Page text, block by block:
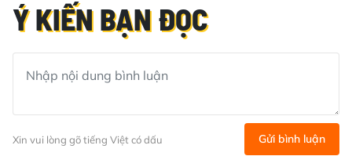
Ý KIẾN BẠN ĐỌC
Xin vui lòng gõ tiếng Việt có dấu Gửi bình luận